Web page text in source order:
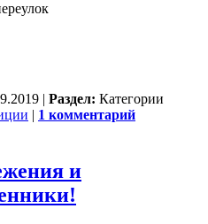
| Раздел: Категории
| 1 комментарий
и